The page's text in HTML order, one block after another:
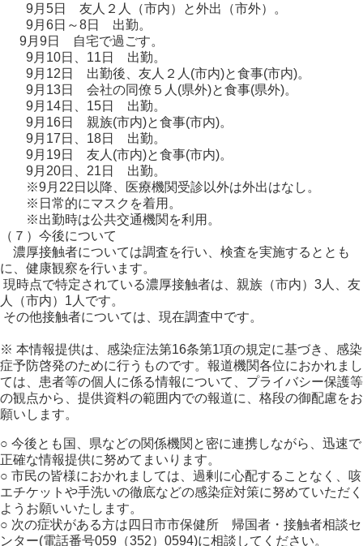
9月5日 友人２人（市内）と外出（市外）。
9月6日～8日 出勤。
9月9日 自宅で過ごす。
9月10日、11日 出勤。
9月12日 出勤後、友人２人(市内)と食事(市内)。
9月13日 会社の同僚５人(県外)と食事(県外)。
9月14日、15日 出勤。
9月16日 親族(市内)と食事(市内)。
9月17日、18日 出勤。
9月19日 友人(市内)と食事(市内)。
9月20日、21日 出勤。
※9月22日以降、医療機関受診以外は外出はなし。
※日常的にマスクを着用。
※出勤時は公共交通機関を利用。
（７）今後について
濃厚接触者については調査を行い、検査を実施するととも
に、健康観察を行います。
現時点で特定されている濃厚接触者は、親族（市内）3人、友
人（市内）1人です。
その他接触者については、現在調査中です。
※ 本情報提供は、感染症法第16条第1項の規定に基づき、感染
症予防啓発のために行うものです。報道機関各位におかれまし
ては、患者等の個人に係る情報について、プライバシー保護等
の観点から、提供資料の範囲内での報道に、格段の御配慮をお
願いします。
○ 今後とも国、県などの関係機関と密に連携しながら、迅速で
正確な情報提供に努めてまいります。
○ 市民の皆様におかれましては、過剰に心配することなく、咳
エチケットや手洗いの徹底などの感染症対策に努めていただく
ようお願いいたします。
○ 次の症状がある方は四日市市保健所 帰国者・接触者相談セ
ンター(電話番号059（352）0594)に相談してください。